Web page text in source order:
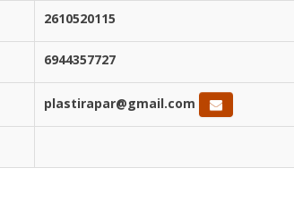
2610520115
6944357727
plastirapar@gmail.com